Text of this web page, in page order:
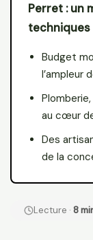
Perret : un
techniques
Budget
l’ampleur
au cœur
Des
de la
Lecture · 8